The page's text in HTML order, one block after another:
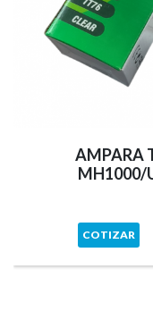
AMPARA
MH1000/
COTIZAR